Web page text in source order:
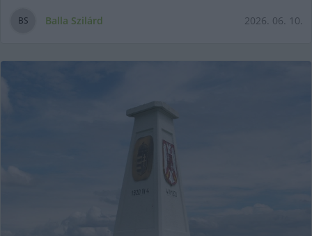
számomra eddig ismeretlen kihívást jelent, míg
BS Balla Szilárd 2026. 06. 10.